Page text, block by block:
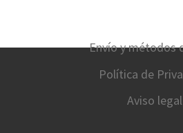
Envío y métodos
Política de
Aviso legal